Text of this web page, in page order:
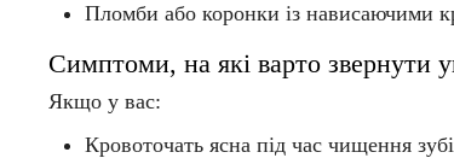
Пломби або коронки із нависаючими
Симптоми, на які варто звернути
Якщо у вас:
Кровоточать ясна під час чищення